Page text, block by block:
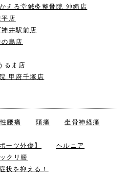
かえる堂鍼灸整骨院 沖縄店
店
井駅前店
島店
るま店
甲府千塚店
腰痛 頭痛
坐骨神経痛
ーツ外傷】
ヘルニア
クリ腰
状を抑える！